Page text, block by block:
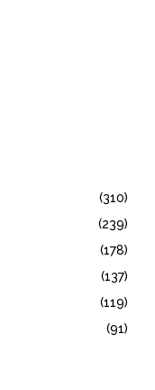
(310)
(239)
(178)
(137)
(119)
(91)